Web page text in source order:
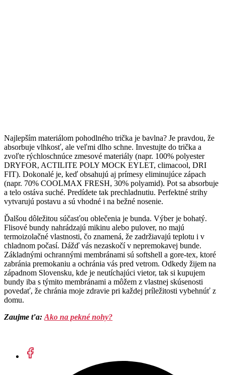
Najlepším materiálom pohodlného trička je bavlna? Je pravdou, že
absorbuje vlhkosť, ale veľmi dlho schne. Investujte do trička a
zvoľte rýchloschnúce zmesové materiály (napr. 100% polyester
DRYFOR, ACTILITE POLY MOCK EYLET, climacool, DRI
FIT). Dokonalé je, keď obsahujú aj prímesy eliminujúce zápach
(napr. 70% COOLMAX FRESH, 30% polyamid). Pot sa absorbuje
a telo ostáva suché. Predídete tak prechladnutiu. Perfektné strihy
vytvarujú postavu a sú vhodné i na bežné nosenie.
Ďalšou dôležitou súčasťou oblečenia je bunda. Výber je bohatý.
Flisové bundy nahrádzajú mikinu alebo pulover, no majú
termoizolačné vlastnosti, čo znamená, že zadržiavajú teplotu i v
chladnom počasí. Dážď vás nezaskočí v nepremokavej bunde.
Základnými ochrannými membránami sú softshell a gore-tex, ktoré
zabránia premokaniu a ochránia vás pred vetrom. Odkedy žijem na
západnom Slovensku, kde je neutíchajúci vietor, tak si kupujem
bundy iba s týmito membránami a môžem z vlastnej skúsenosti
povedať, že chránia moje zdravie pri každej príležitosti vybehnúť z
domu.
Zaujme ťa: Ako na pekné nohy?